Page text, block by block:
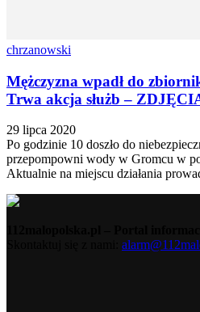
chrzanowski
Mężczyzna wpadł do
Trwa akcja służb –
29 lipca 2020
Po godzinie 10 doszło do
przepompowni wody w Gromcu w
Aktualnie na miejscu działania